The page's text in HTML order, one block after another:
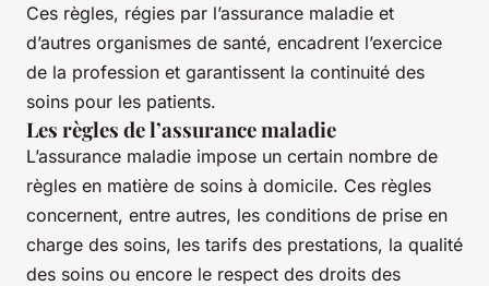
Ces règles, régies par l’assurance maladie et
d’autres organismes de santé, encadrent l’exercice
de la profession et garantissent la continuité des
soins pour les patients.
Les règles de l’assurance maladie
L’assurance maladie impose un certain nombre de
règles en matière de soins à domicile. Ces règles
concernent, entre autres, les conditions de prise en
charge des soins, les tarifs des prestations, la qualité
des soins ou encore le respect des droits des